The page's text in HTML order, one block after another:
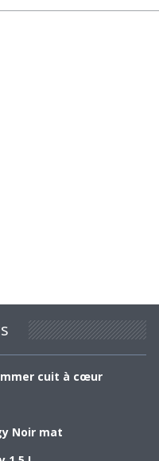
cuit à cœur
Noir mat